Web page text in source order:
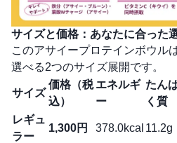
サイズと価格：あなたに合った
このアサイープロテインボウル
選べる2つのサイズ展開です。
サイズ
価格（税
込）
エネルギ
ー
たん
く質
レギュ
ラー
1,300円 378.0kcal 11.2g